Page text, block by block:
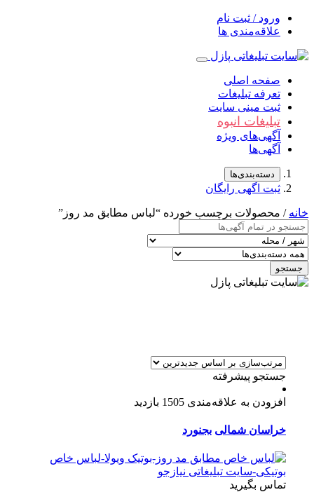
ورود / ثبت نام
علاقه‌مندی ها
صفحه اصلی
تعرفه تبلیغات
ثبت مینی سایت
تبلیغات انبوه
آگهی‌های ویژه
آگهی‌ها
دسته‌بندی‌ها
ثبت اگهی رایگان
خانه / محصولات برچسب خورده “لباس مطابق مد روز”
جستجو
جستجو پیشرفته
افزودن به علاقه‌مندی 1505 بازدید
خراسان شمالی بجنورد
تماس بگیرید